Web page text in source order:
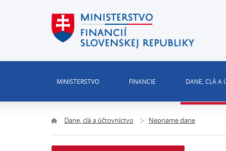
MINISTERSTVO FINANCIE DANE, CLÁ A
Dane, clá a účtovníctvo Nepriame dane